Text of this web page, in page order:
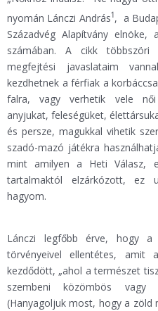
nyomán Lánczi András1, a
Századvég Alapítvány
számában. A cikk többszöri
megfejtési javaslataim
kezdhetnek a férfiak a
falra, vagy verhetik vele női
anyjukat, feleségüket,
és persze, magukkal vihetik
szadó-mazó játékra
mint amilyen a Heti Válasz,
tartalmaktól elzárkózott, ez
hagyom.
Lánczi legfőbb érve, hogy
törvényeivel ellentétes, amit
kezdődött, „ahol a természet
szembeni közömbös vagy
(Hanyagoljuk most, hogy a